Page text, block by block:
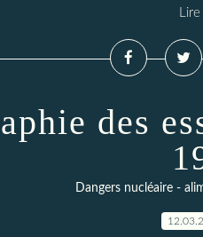
des
Dangers nucléaire -